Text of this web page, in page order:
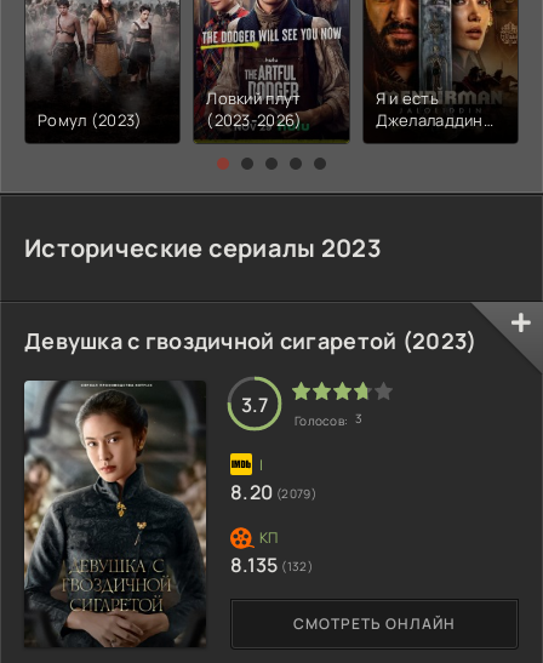
Ромул (2023)
Ловкий плут
(2023-2026)
Я и есть
Джелаладдин
(2023)
Исторические сериалы 2023
Девушка с гвоздичной сигаретой (2023)
СМОТРЕТЬ ОНЛАЙН
3.7
Голосов: 3
8.20 (2079)
8.135 (132)